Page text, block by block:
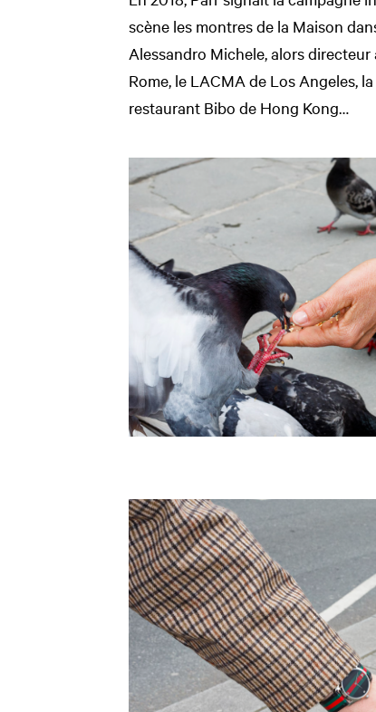
scène les montres de la Maison
Alessandro Michele, alors
Rome, le LACMA de Los Angeles,
restaurant Bibo de Hong Kong…